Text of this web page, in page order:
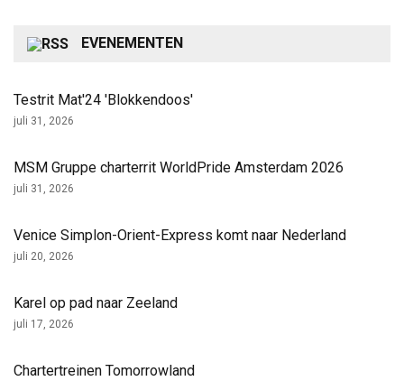
EVENEMENTEN
Testrit Mat'24 'Blokkendoos'
juli 31, 2026
MSM Gruppe charterrit WorldPride Amsterdam 2026
juli 31, 2026
Venice Simplon-Orient-Express komt naar Nederland
juli 20, 2026
Karel op pad naar Zeeland
juli 17, 2026
Chartertreinen Tomorrowland